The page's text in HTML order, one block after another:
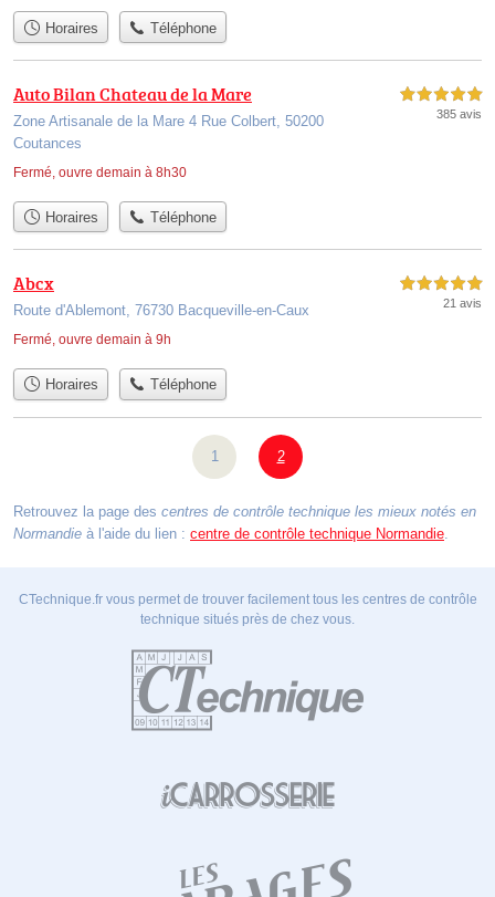
Horaires Téléphone
Auto Bilan Chateau de la Mare
Zone Artisanale de la Mare 4 Rue Colbert, 50200
Coutances
Fermé, ouvre demain à 8h30
5,0 étoiles sur 5
385 avis
Horaires Téléphone
Abcx
Route d'Ablemont, 76730 Bacqueville-en-Caux
Fermé, ouvre demain à 9h
5,0 étoiles sur 5
21 avis
Horaires Téléphone
1 2
Retrouvez la page des centres de contrôle technique les mieux notés en
Normandie à l'aide du lien : centre de contrôle technique Normandie
CTechnique.fr vous permet de trouver facilement tous les centres de contrôle
technique situés près de chez vous.